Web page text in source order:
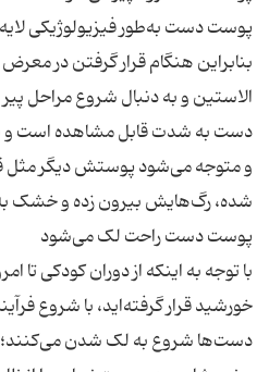
پوست دست به‌طور فیزیولوژیکی
بنابراین هنگام قرار گرفتن در معرض
الاستین و به دنبال شروع مراحل
دست به شدت قابل مشاهده است و
و متوجه می‌شود پوستش دیگر
با توجه به اینکه از دوران کودکی تا
خورشید قرار گرفته‌اید، با شروع
دست‌ها شروع به لک شدن می‌کنند؛